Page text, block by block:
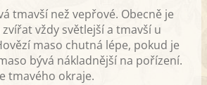
tmavší než vepřové. Obecně je
vždy světlejší a tmavší u
maso chutná lépe, pokud je
bývá nákladnější na pořízení.
tmavého okraje.